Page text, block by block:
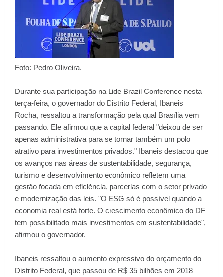
Foto: Pedro Oliveira.
Durante sua participação na Lide Brazil Conference nesta
terça-feira, o governador do Distrito Federal, Ibaneis
Rocha, ressaltou a transformação pela qual Brasília vem
passando. Ele afirmou que a capital federal "deixou de ser
apenas administrativa para se tornar também um polo
atrativo para investimentos privados." Ibaneis destacou que
os avanços nas áreas de sustentabilidade, segurança,
turismo e desenvolvimento econômico refletem uma
gestão focada em eficiência, parcerias com o setor privado
e modernização das leis. "O ESG só é possível quando a
economia real está forte. O crescimento econômico do DF
tem possibilitado mais investimentos em sustentabilidade",
afirmou o governador.
Ibaneis ressaltou o aumento expressivo do orçamento do
Distrito Federal, que passou de R$ 35 bilhões em 2018